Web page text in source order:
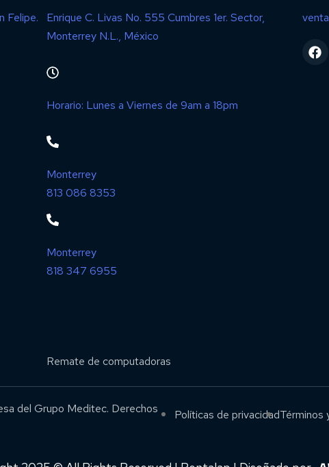
Felipe.
Enrique C. Livas No. 555 Cumbres 1er. Sector,
Monterrey N.L., México
Horario: Lunes a Viernes de 9am a 18pm
Monterrey
813 086 8353
Monterrey
818 347 6955
Remate de computadoras
del Grupo Meditec. Derechos
Políticas de privacidadTérminos